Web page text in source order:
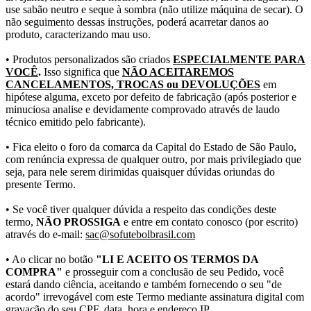
use sabão neutro e seque à sombra (não utilize máquina de secar). O
não seguimento dessas instruções, poderá acarretar danos ao
produto, caracterizando mau uso.
• Produtos personalizados são criados ESPECIALMENTE PARA
VOCÊ. Isso significa que NÃO ACEITAREMOS
CANCELAMENTOS, TROCAS ou DEVOLUÇÕES em
hipótese alguma, exceto por defeito de fabricação (após posterior e
minuciosa analise e devidamente comprovado através de laudo
técnico emitido pelo fabricante).
• Fica eleito o foro da comarca da Capital do Estado de São Paulo,
com renúncia expressa de qualquer outro, por mais privilegiado que
seja, para nele serem dirimidas quaisquer dúvidas oriundas do
presente Termo.
• Se você tiver qualquer dúvida a respeito das condições deste
termo, NÃO PROSSIGA e entre em contato conosco (por escrito)
através do e-mail: sac@sofutebolbrasil.com
• Ao clicar no botão "LI E ACEITO OS TERMOS DA
COMPRA" e prosseguir com a conclusão de seu Pedido, você
estará dando ciência, aceitando e também fornecendo o seu "de
acordo" irrevogável com este Termo mediante assinatura digital com